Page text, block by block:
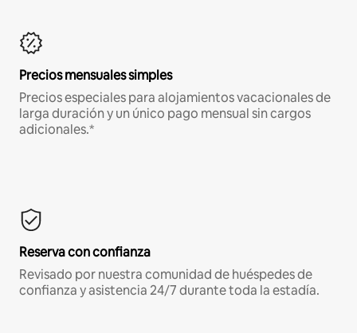
Precios mensuales simples
Precios especiales para alojamientos vacacionales de
larga duración y un único pago mensual sin cargos
adicionales.*
Reserva con confianza
Revisado por nuestra comunidad de huéspedes de
confianza y asistencia 24/7 durante toda la estadía.